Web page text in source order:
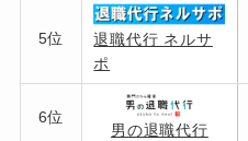
5位
退職代行 ネルサ
ポ
6位
男の退職代行